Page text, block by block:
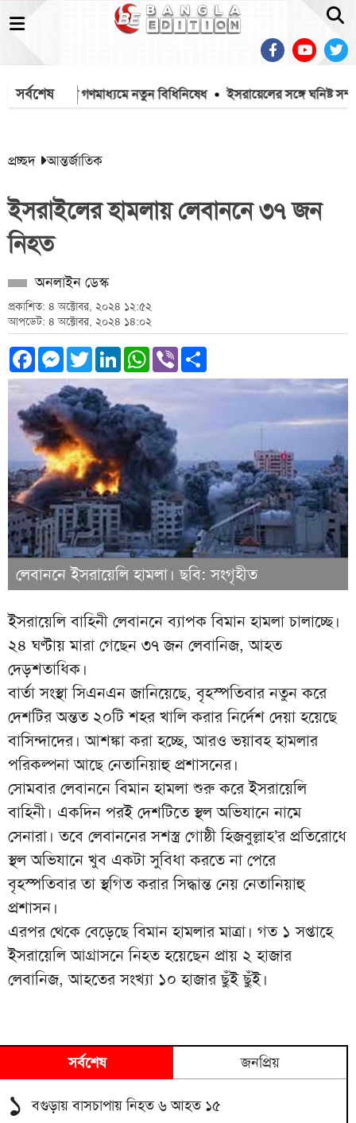
সর্বশেষ
বিদেশি গণমাধ্যমে নতুন বিধিনিষেধ ইসরায়েলের সঙ্গে ঘনিষ্ট
প্রচ্ছদ আন্তর্জাতিক
ইসরাইলের হামলায় লেবাননে ৩৭ জন
নিহত
অনলাইন ডেস্ক
প্রকাশিত: ৪ অক্টোবর, ২০২৪ ১২:৫২
আপডেট: ৪ অক্টোবর, ২০২৪ ১৪:০২
Facebook
Messenger
TwitterLinkedInWhatsApp
Viber
লেবাননে ইসরায়েলি হামলা। ছবি: সংগৃহীত
ইসরায়েলি বাহিনী লেবাননে ব্যাপক বিমান হামলা চালাচ্ছে।
২৪ ঘণ্টায় মারা গেছেন ৩৭ জন লেবানিজ, আহত
দেড়শতাধিক।
বার্তা সংস্থা সিএনএন জানিয়েছে, বৃহস্পতিবার নতুন করে
দেশটির অন্তত ২০টি শহর খালি করার নির্দেশ দেয়া হয়েছে
বাসিন্দাদের। আশঙ্কা করা হচ্ছে, আরও ভয়াবহ হামলার
পরিকল্পনা আছে নেতানিয়াহু প্রশাসনের।
সোমবার লেবাননে বিমান হামলা শুরু করে ইসরায়েলি
বাহিনী। একদিন পরই দেশটিতে স্থল অভিযানে নামে
সেনারা। তবে লেবাননের সশস্ত্র গোষ্ঠী হিজবুল্লাহ’র প্রতিরোধে
স্থল অভিযানে খুব একটা সুবিধা করতে না পেরে
বৃহস্পতিবার তা স্থগিত করার সিদ্ধান্ত নেয় নেতানিয়াহু
প্রশাসন।
এরপর থেকে বেড়েছে বিমান হামলার মাত্রা। গত ১ সপ্তাহে
ইসরায়েলি আগ্রাসনে নিহত হয়েছেন প্রায় ২ হাজার
লেবানিজ, আহতের সংখ্যা ১০ হাজার ছুঁই ছুঁই।
সর্বশেষ জনপ্রিয়
১ বগুড়ায় বাসচাপায় নিহত ৬ আহত ১৫